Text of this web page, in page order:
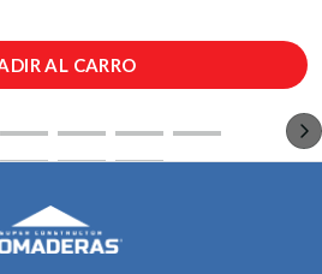
AL CARRO